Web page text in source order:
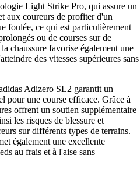
Light Strike Pro, qui assure un
aux coureurs de profiter d'un
foulée, ce qui est particulièrement
ou de courses sur de
chaussure favorise également une
des vitesses supérieures sans
Adizero SL2 garantit un
pour une course efficace. Grâce à
offrent un soutien supplémentaire
les risques de blessure et
sur différents types de terrains.
également une excellente
au frais et à l'aise sans